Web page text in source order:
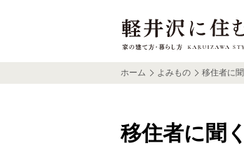
ホーム よみもの 移住者に聞
移住者に聞く